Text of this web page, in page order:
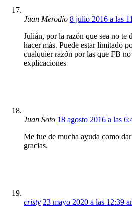
Juan Merodio 8 julio 2016 a las
Julián, por la razón que sea no te
hacer más. Puede estar limitado
cualquier razón por las que FB
explicaciones
Juan Soto 18 agosto 2016 a las
Me fue de mucha ayuda como
gracias.
cristy 23 mayo 2020 a las 12:39